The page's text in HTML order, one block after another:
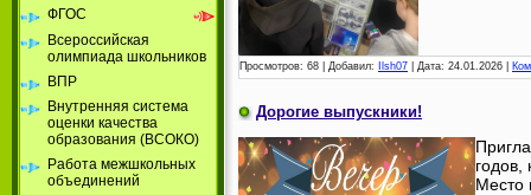
ФГОС
Всероссийская
олимпиада школьников
ВПР
Внутренняя система
оценки качества
образования (ВСОКО)
Работа межшкольных
объединений
Просмотров: 68 Добавил: Ilsh07 Дата: 24.01.2026
Дорогие выпускники!
годов,
Место